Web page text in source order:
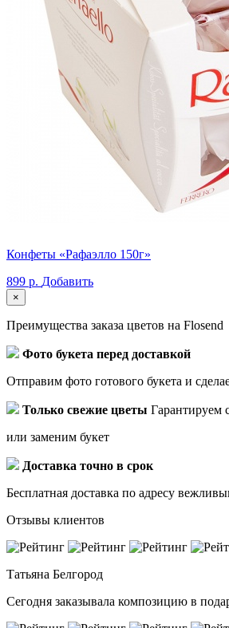
Конфеты «Рафаэлло 150г»
899 р. Добавить
×
Преимущества заказа цветов на Flosend
Фото букета перед доставкой
Отправим фото готового букета и
Только свежие цветы Гарантируем
или заменим букет
Доставка точно в срок
Бесплатная доставка по адресу
Отзывы клиентов
Татьяна Белгород
Сегодня заказывала композицию в